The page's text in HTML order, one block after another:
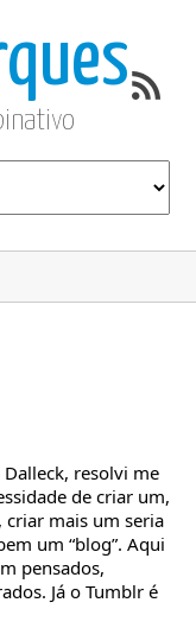
resolvi me
de criar um,
criar mais um seria
um “blog”. Aqui
pensados,
Já o Tumblr é